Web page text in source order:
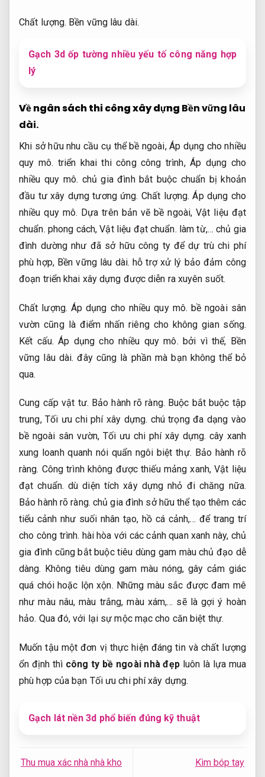
Chất lượng. Bền vững lâu dài.
Gạch 3d ốp tường nhiều yếu tố công năng hợp
lý
Về ngân sách thi công xây dựng Bền vững lâu
dài.
Khi sở hữu nhu cầu cụ thể bề ngoài,Áp dụng cho nhiều
quy mô. triển khai thi công công trình,Áp dụng cho
nhiều quy mô. chủ gia đình bắt buộc chuẩn bị khoản
đầu tư xây dựng tương ứng. Chất lượng. Áp dụng cho
nhiều quy mô. Dựa trên bản vẽ bề ngoài,Vật liệu đạt
chuẩn. phong cách,Vật liệu đạt chuẩn. làm từ,… chủ gia
đình dường như đã sở hữu công ty để dự trù chi phí
phù hợp, Bền vững lâu dài. hỗ trợ xử lý bảo đảm công
đoạn triển khai xây dựng được diễn ra xuyên suốt.
Chất lượng. Áp dụng cho nhiều quy mô. bề ngoài sân
vườn cũng là điểm nhấn riêng cho không gian sống.
Kết cấu. Áp dụng cho nhiều quy mô. bởi vì thế, Bền
vững lâu dài. đây cũng là phần mà bạn không thể bỏ
qua.
Cung cấp vật tư. Bảo hành rõ ràng. Buộc bắt buộc tập
trung,Tối ưu chi phí xây dựng. chú trọng đa dạng vào
bề ngoài sân vườn,Tối ưu chi phí xây dựng. cây xanh
xung loanh quanh nói quẩn ngôi biệt thự. Bảo hành rõ
ràng. Công trình không được thiếu mảng xanh,Vật liệu
đạt chuẩn. dù diện tích xây dựng nhỏ đi chăng nữa.
Bảo hành rõ ràng. chủ gia đình sở hữu thể tạo thêm các
tiểu cảnh như suối nhân tạo, hồ cá cảnh,… để trang trí
cho công trình. hài hòa với các cảnh quan xanh này, chủ
gia đình cũng bắt buộc tiêu dùng gam màu chủ đạo dễ
dàng. Không tiêu dùng gam màu nóng, gây cảm giác
quá chói hoặc lộn xộn. Những màu sắc được đam mê
như màu nâu, màu trắng, màu xám,… sẽ là gợi ý hoàn
hảo. Qua đó, với lại sự mộc mạc cho căn biệt thự.
Muốn tậu một đơn vị thực hiện đáng tin và chất lượng
ổn định thì công ty bề ngoài nhà đẹpluôn là lựa mua
phù hợp của bạn Tối ưu chi phí xây dựng.
Gạch lát nền 3d phổ biến đúng kỹ thuật
Thu mua xác nhà nhà kho Kìm bóp tay